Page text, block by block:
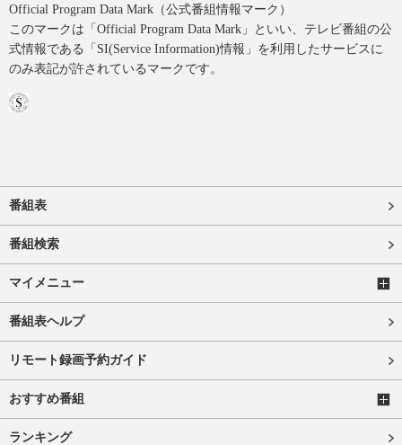
Official Program Data Mark（公式番組情報マーク）
このマークは「Official Program Data Mark」といい、テレビ番組の公
式情報である「SI(Service Information)情報」を利用したサービスに
のみ表記が許されているマークです。
番組表
番組検索
マイメニュー
番組表ヘルプ
リモート録画予約ガイド
おすすめ番組
ランキング